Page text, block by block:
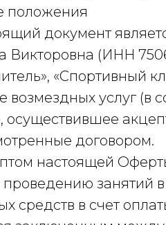
положения
документ
Викторовна (ИНН
«Спортивный
возмездных услуг (в
осуществившее
договором.
настоящей
проведению занятий
средств в счет